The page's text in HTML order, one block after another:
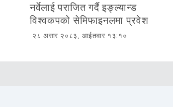
नर्वेलाई पराजित गर्दै इङ्ल्यान्ड
विश्वकपको सेमिफाइनलमा प्रवेश
२८ असार २०८३, आईतवार १३:१०